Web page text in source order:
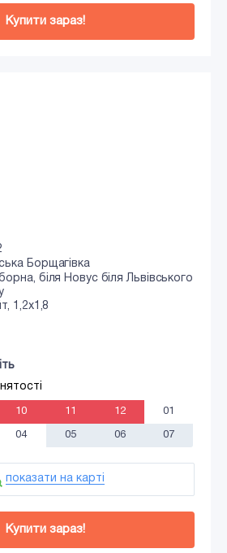
Купити зараз!
Борщагівка
біля Новус біля Львівського
1,2x1,8
10 11 12 01
04 05 06 07
показати на карті
Купити зараз!